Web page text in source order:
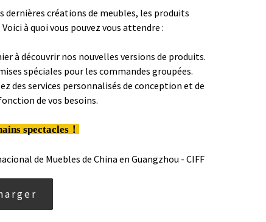
dernières créations de meubles, les produits
à quoi vous pouvez vous attendre :
à découvrir nos nouvelles versions de produits.
spéciales pour les commandes groupées.
des services personnalisés de conception et de
de vos besoins.
spectacles！
de Muebles de China en Guangzhou - CIFF